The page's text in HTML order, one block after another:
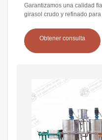
Garantizamos una calidad
girasol crudo y refinado
Obtener consulta